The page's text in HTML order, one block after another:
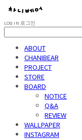
LOG IN 로그인
ABOUT
CHANIBEAR
PROJECT
STORE
BOARD
NOTICE
Q&A
REVIEW
WALLPAPER
INSTAGRAM